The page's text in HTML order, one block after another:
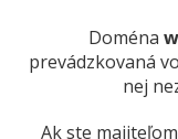
Doména
prevádzkovaná vo
nej
Ak ste